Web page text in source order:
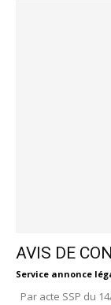
AVIS DE
Service annonce
Par acte SSP du